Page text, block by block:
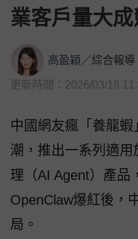
業客戶量大
高盈穎／綜合報導
更新時間：2026/03/18
中國網友瘋「養龍
潮，推出一系列適
理（AI Agent）產品
OpenClaw爆紅後，
局。